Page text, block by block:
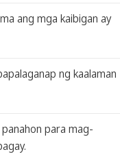
ang mga kaibigan ay
ng kaalaman
para mag-